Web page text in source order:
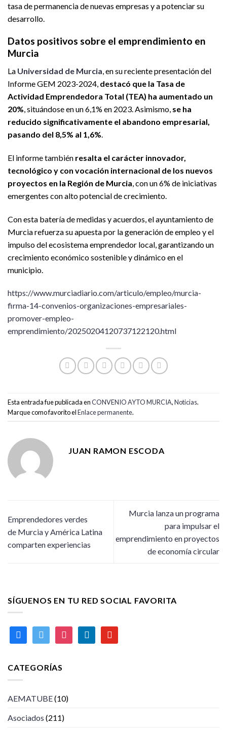
tasa de permanencia de nuevas empresas y a potenciar su
desarrollo.
Datos positivos sobre el emprendimiento en
Murcia
La Universidad de Murcia, en su reciente presentación del
Informe GEM 2023-2024, destacó que la Tasa de
Actividad Emprendedora Total (TEA) ha aumentado un
20%, situándose en un 6,1% en 2023. Asimismo, se ha
reducido significativamente el abandono empresarial,
pasando del 8,5% al 1,6%.
El informe también resalta el carácter innovador,
tecnológico y con vocación internacional de los nuevos
proyectos en la Región de Murcia , con un 6% de iniciativas
emergentes con alto potencial de crecimiento.
Con esta batería de medidas y acuerdos, el ayuntamiento de
Murcia refuerza su apuesta por la generación de empleo y el
impulso del ecosistema emprendedor local, garantizando un
crecimiento económico sostenible y dinámico en el
municipio.
https://www.murciadiario.com/articulo/empleo/murcia-
firma-14-convenios-organizaciones-empresariales-
promover-empleo-
emprendimiento/20250204120737122120.html
Esta entrada fue publicada enCONVENIO AYTO MURCIA,Noticias.
Marque como favorito elEnlace permanente.
JUAN RAMON ESCODA
Emprendedores verdes
de Murcia y América Latina
comparten experiencias
Murcia lanza un programa
para impulsar el
emprendimiento en proyectos
de economía circular
SÍGUENOS EN TU RED SOCIAL FAVORITA
facebooktwitter instagramlinkedin youtube
CATEGORÍAS
AEMATUBE(10)
Asociados (211)